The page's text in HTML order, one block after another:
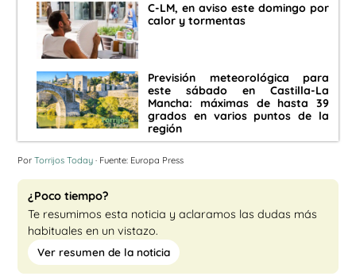
C-LM, en aviso este domingo por
calor y tormentas
Previsión meteorológica para
este sábado en Castilla-La
Mancha: máximas de hasta 39
grados en varios puntos de la
región
Por Torrijos Today · Fuente: Europa Press
¿Poco tiempo?
Te resumimos esta noticia y aclaramos las dudas más
habituales en un vistazo.
Ver resumen de la noticia